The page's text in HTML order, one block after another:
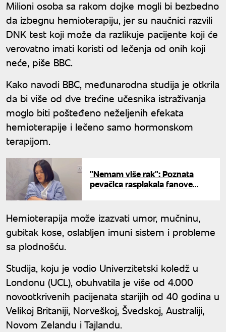
Milioni osoba sa rakom dojke mogli bi bezbedno
da izbegnu hemioterapiju, jer su naučnici razvili
DNK test koji može da razlikuje pacijente koji će
verovatno imati koristi od lečenja od onih koji
neće, piše BBC.
Kako navodi BBC, međunarodna studija je otkrila
da bi više od dve trećine učesnika istraživanja
moglo biti pošteđeno neželjenih efekata
hemioterapije i lečeno samo hormonskom
terapijom.
"Nemam više rak": Poznata
pevačica rasplakala fanove
Hemioterapija može izazvati umor, mučninu,
gubitak kose, oslabljen imuni sistem i probleme
sa plodnošću.
Studija, koju je vodio Univerzitetski koledž u
Londonu (UCL), obuhvatila je više od 4.000
novootkrivenih pacijenata starijih od 40 godina u
Velikoj Britaniji, Norveškoj, Švedskoj, Australiji,
Novom Zelandu i Tajlandu.